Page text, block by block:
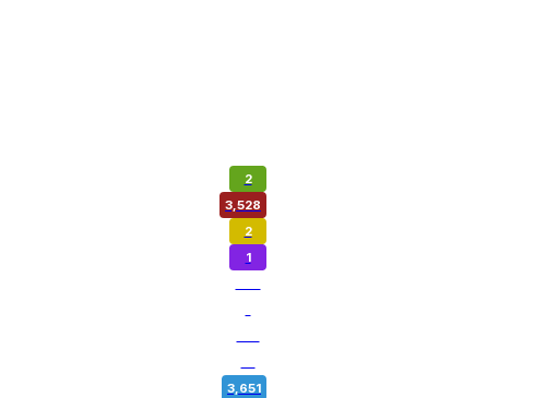
2
3,528
2
1
3,651